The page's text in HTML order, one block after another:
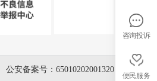
公安备案号：65010202001320
咨询投诉
便民服务